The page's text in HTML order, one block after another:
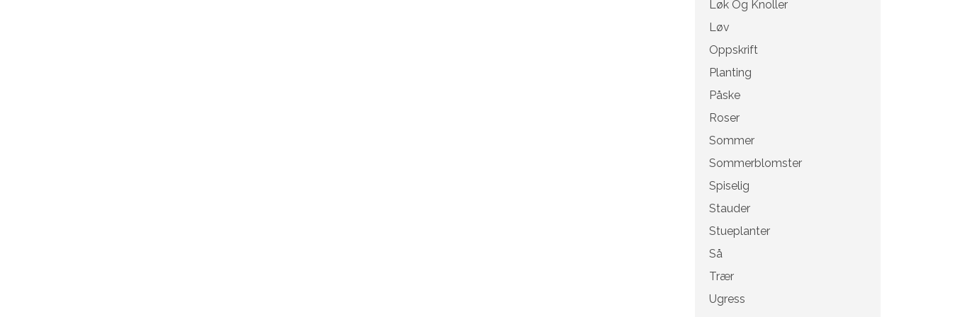
Løk Og Knoller
Løv
Oppskrift
Planting
Påske
Roser
Sommer
Sommerblomster
Spiselig
Stauder
Stueplanter
Så
Trær
Ugress